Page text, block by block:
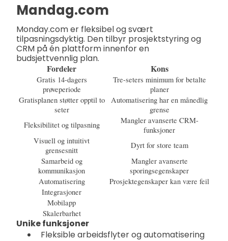
Mandag.com
Monday.com er fleksibel og svært
tilpasningsdyktig. Den tilbyr prosjektstyring og
CRM på én plattform innenfor en
budsjettvennlig plan.
Fordeler
Kons
Gratis 14-dagers
prøveperiode
Tre-seters minimum for betalte
planer
Gratisplanen støtter opptil to
seter
Automatisering har en månedlig
grense
Fleksibilitet og tilpasning
Mangler avanserte CRM-
funksjoner
Visuell og intuitivt
grensesnitt
Dyrt for store team
Samarbeid og
kommunikasjon
Mangler avanserte
sporingsegenskaper
Automatisering
Prosjektegenskaper kan være feil
Integrasjoner
Mobilapp
Skalerbarhet
Unike funksjoner
Fleksible arbeidsflyter og automatisering